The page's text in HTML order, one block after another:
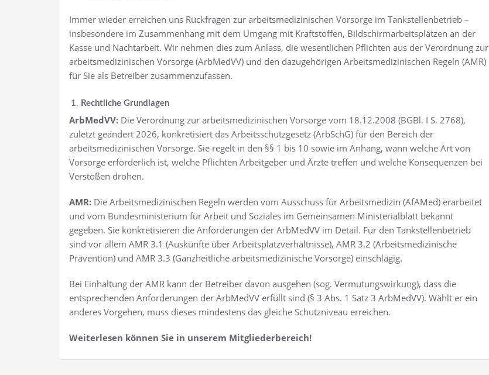
Immer wieder erreichen uns Rückfragen zur arbeitsmedizinischen Vorsorge im Tankstellenbetrieb –
insbesondere im Zusammenhang mit dem Umgang mit Kraftstoffen, Bildschirmarbeitsplätzen an der
Kasse und Nachtarbeit. Wir nehmen dies zum Anlass, die wesentlichen Pflichten aus der Verordnung zur
arbeitsmedizinischen Vorsorge (ArbMedVV) und den dazugehörigen Arbeitsmedizinischen Regeln (AMR)
für Sie als Betreiber zusammenzufassen.
Rechtliche Grundlagen
ArbMedVV: Die Verordnung zur arbeitsmedizinischen Vorsorge vom 18.12.2008 (BGBl. I S. 2768),
zuletzt geändert 2026, konkretisiert das Arbeitsschutzgesetz (ArbSchG) für den Bereich der
arbeitsmedizinischen Vorsorge. Sie regelt in den §§ 1 bis 10 sowie im Anhang, wann welche Art von
Vorsorge erforderlich ist, welche Pflichten Arbeitgeber und Ärzte treffen und welche Konsequenzen bei
Verstößen drohen.
AMR: Die Arbeitsmedizinischen Regeln werden vom Ausschuss für Arbeitsmedizin (AfAMed) erarbeitet
und vom Bundesministerium für Arbeit und Soziales im Gemeinsamen Ministerialblatt bekannt
gegeben. Sie konkretisieren die Anforderungen der ArbMedVV im Detail. Für den Tankstellenbetrieb
sind vor allem AMR 3.1 (Auskünfte über Arbeitsplatzverhältnisse), AMR 3.2 (Arbeitsmedizinische
Prävention) und AMR 3.3 (Ganzheitliche arbeitsmedizinische Vorsorge) einschlägig.
Bei Einhaltung der AMR kann der Betreiber davon ausgehen (sog. Vermutungswirkung), dass die
entsprechenden Anforderungen der ArbMedVV erfüllt sind (§ 3 Abs. 1 Satz 3 ArbMedVV). Wählt er ein
anderes Vorgehen, muss dieses mindestens das gleiche Schutzniveau erreichen.
Weiterlesen können Sie in unserem Mitgliederbereich!